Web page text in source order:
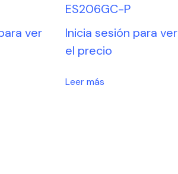
ver
ES206GC-P
Inicia sesión para ver
el precio
Leer más